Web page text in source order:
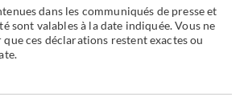
dans les communiqués de presse et
sont valables à la date indiquée. Vous ne
que ces déclarations restent exactes ou